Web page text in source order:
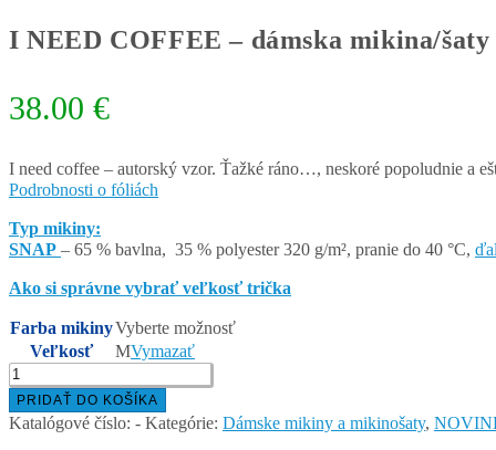
I NEED COFFEE – dámska mikina/šaty
38.00 €
I need coffee – autorský vzor. Ťažké ráno…, neskoré popoludnie a
Podrobnosti o fóliách
Typ mikiny:
SNAP – 65 % bavlna, 35 % polyester 320 g/m², pranie do 40 °C,
Ako si správne vybrať veľkosť trička
Farba mikinyVyberte možnosť
Veľkosť
MVymazať
množstvo
I
NEED
COFFEE
PRIDAŤ DO KOŠÍKA
Katalógové číslo: - Kategórie: Dámske mikiny a mikinošaty,